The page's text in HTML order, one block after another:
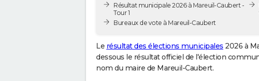
Résultat municipale 2026 à Mareuil-Caubert -
Tour 1
Bureaux de vote à Mareuil-Caubert
Le résultat des élections municipales 2026 à
dessous le résultat officiel de l'élection
nom du maire de Mareuil-Caubert.